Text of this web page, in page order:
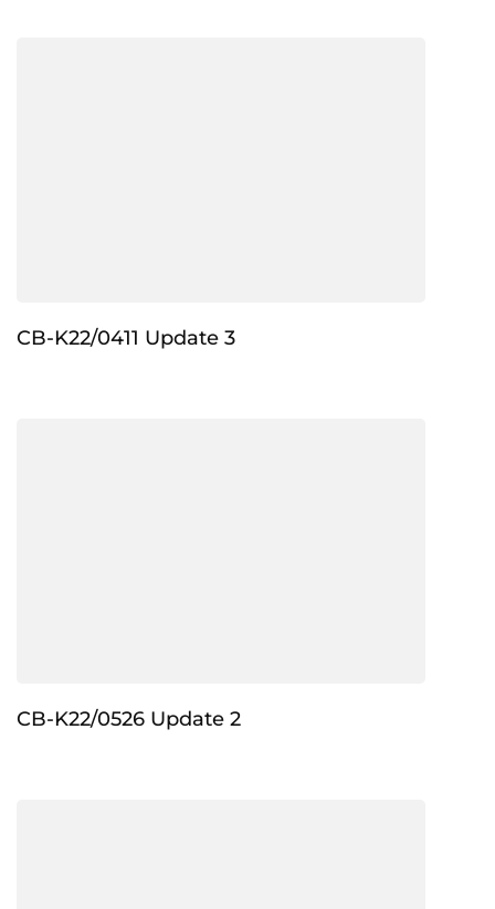
CB-K22/0411 Update 3
CB-K22/0526 Update 2